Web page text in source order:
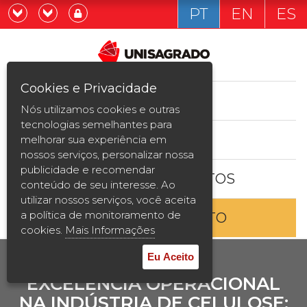
Graduação
Pós-graduação e MBA
Curta Duração
Vestibular
2ª Graduação
Transferência
Reingresso
Já sou estudande
Quero ser estudante
PT EN ES
ESTUDE AQUI
BOLSAS E DESCONTOS
ENTRE EM CONTATO
EXCELÊNCIA OPERACIONAL
Cookies e Privacidade
Nós utilizamos cookies e outras
tecnologias semelhantes para
melhorar sua experiência em
nossos serviços, personalizar nossa
publicidade e recomendar
conteúdo de seu interesse. Ao
utilizar nossos serviços, você aceita
a política de monitoramento de
cookies. Mais Informações
Eu Aceito